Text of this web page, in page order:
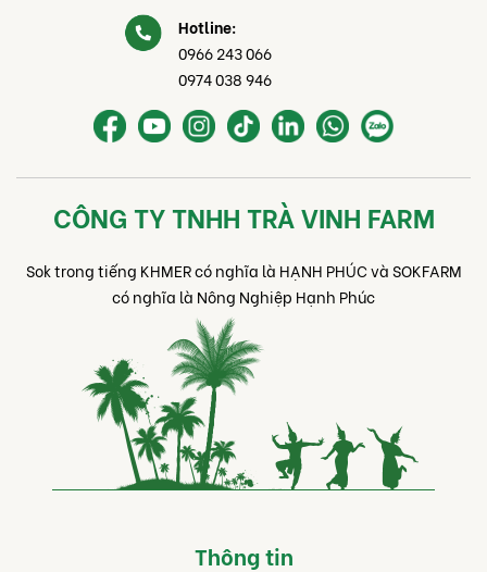
Hotline:
0966 243 066
0974 038 946
CÔNG TY TNHH TRÀ VINH FARM
Sok trong tiếng KHMER có nghĩa là HẠNH PHÚC và SOKFARM
có nghĩa là Nông Nghiệp Hạnh Phúc
Thông tin